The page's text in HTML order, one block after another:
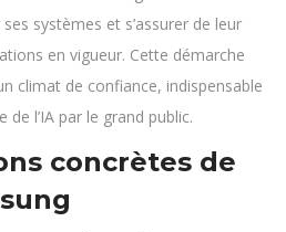
systèmes et s’assurer de leur
en vigueur. Cette démarche
climat de confiance, indispensable
l’IA par le grand public.
concrètes de